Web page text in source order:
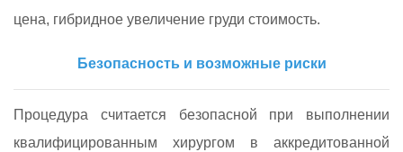
цена, гибридное увеличение груди стоимость.
Безопасность и возможные риски
Процедура считается безопасной при выполнении
квалифицированным хирургом в аккредитованной